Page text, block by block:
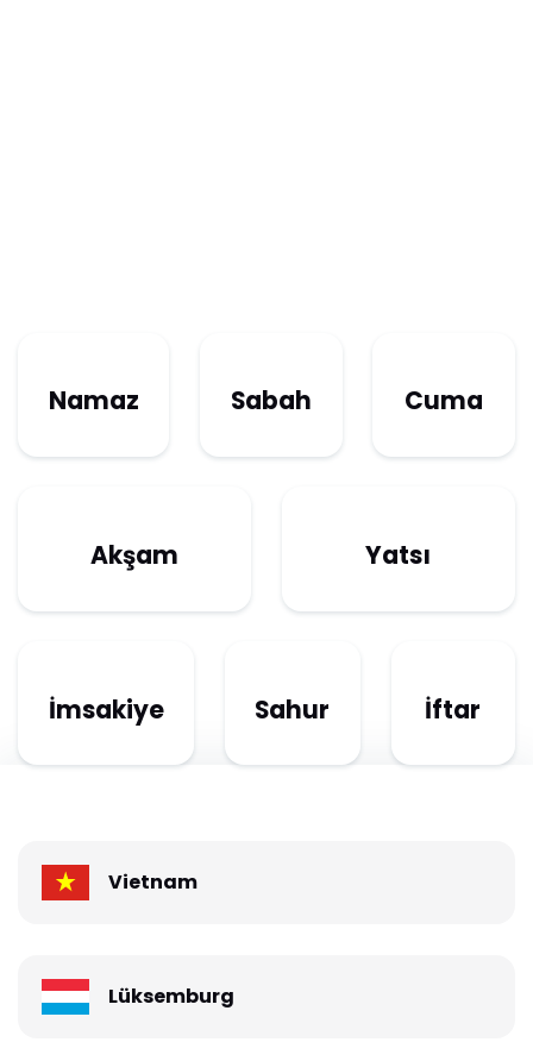
Namaz Sabah Cuma
Akşam Yatsı
İmsakiye Sahur İftar
Vietnam
Lüksemburg